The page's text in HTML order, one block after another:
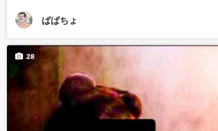
ぱぱちょ
28